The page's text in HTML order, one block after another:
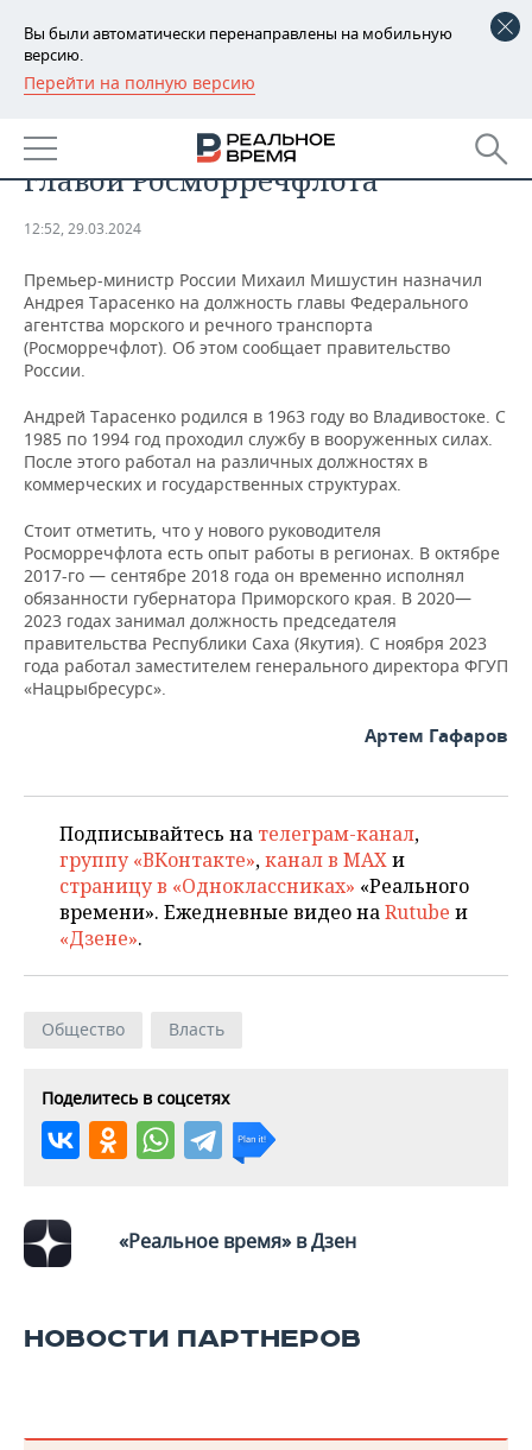
Вы были автоматически перенаправлены на мобильную
версию.
Перейти на полную версию
РЕГИОНЫ
БАШКОРТОСТАН
ТАТАРСТАН
НОВОСТИ
АНАЛИТИКА
ДЕКЛАРАЦИИ О ДОХОДАХ
КОРОЛИ ГОСЗАКАЗА ПФО
ВУЗЫ ТАТАРСТАНА
КОМУ ПРИНАДЛЕЖАТ
ТОРГОВЫЕ ЦЕНТРЫ
НОВОСТИ ЭКОНОМИКИ
ФИНАНСЫ
БАНКИ
БЮДЖЕТ
ИНВЕСТИЦИИ
ПРОМЫШЛЕННОСТЬ
НОВОСТИ
ПРОМЫШЛЕННОСТИ
АГРОПРОМ
МАШИНОСТРОЕНИЕ
НЕФТЕХИМИЯ
НЕФТЬ
ОПК
ЭНЕРГЕТИКА
НЕДВИЖИМОСТЬ
НОВОСТИ НЕДВИЖИМОСТИ
АВТО
НОВОСТИ АВТО
БИЗНЕС
НОВОСТИ БИЗНЕСА
РОЗНИЧНАЯ ТОРГОВЛЯ
ТРАНСПОРТ
УСЛУГИ
ТЕХНОЛОГИИ
НОВОСТИ ТЕХНОЛОГИЙ
IT
МЕДИА
МЕРОПРИЯТИЯ
НОВОСТИ МЕРОПРИЯТИЙ
ВЫЕЗДНАЯ РЕДАКЦИЯ
ONLINE-КОНФЕРЕНЦИИ
ОТКРЫТАЯ ЛЕКЦИЯ
СПОРТ
НОВОСТИ СПОРТА
ХОККЕЙ
БАСКЕТБОЛ
ВОЛЕЙБОЛ
ХОККЕЙ С МЯЧОМ
ОБЩЕСТВО
ВЛАСТЬ
ИНФРАСТРУКТУРА
ИСТОРИЯ
ПРОИСШЕСТВИЯ
СЮЖЕТЫ
СПРАВОЧНИК
СПИСОК ПЕРСОН
ПОЛНАЯ ВЕРСИЯ
Андрей Тарасенко назначен
главой Росморречфлота
12:52, 29.03.2024
Премьер-министр России Михаил Мишустин назначил
Андрея Тарасенко на должность главы Федерального
агентства морского и речного транспорта
(Росморречфлот). Об этом сообщает правительство
России.
Андрей Тарасенко родился в 1963 году во Владивостоке. С
1985 по 1994 год проходил службу в вооруженных силах.
После этого работал на различных должностях в
коммерческих и государственных структурах.
Стоит отметить, что у нового руководителя
Росморречфлота есть опыт работы в регионах. В октябре
2017-го — сентябре 2018 года он временно исполнял
обязанности губернатора Приморского края. В 2020—
2023 годах занимал должность председателя
правительства Республики Саха (Якутия). С ноября 2023
года работал заместителем генерального директора ФГУП
«Нацрыбресурс».
Артем Гафаров
Подписывайтесь на телеграм-канал,
группу «ВКонтакте»,канал в MAXи
страницу в «Одноклассниках» «Реального
времени». Ежедневные видео наRutube и
«Дзене».
Общество Власть
Поделитесь в соцсетях
«Реальное время» в Дзен
НОВОСТИ ПАРТНЕРОВ